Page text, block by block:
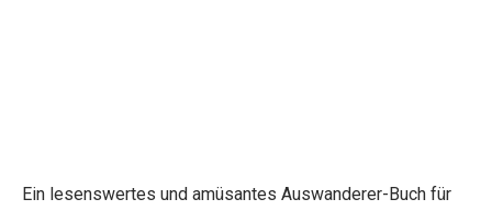
Ein lesenswertes und amüsantes Auswanderer-Buch für